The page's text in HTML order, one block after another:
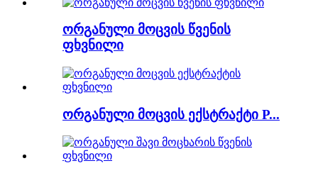
ორგანული მოცვის წვენის
ფხვნილი
ორგანული მოცვის ექსტრაქტი P...